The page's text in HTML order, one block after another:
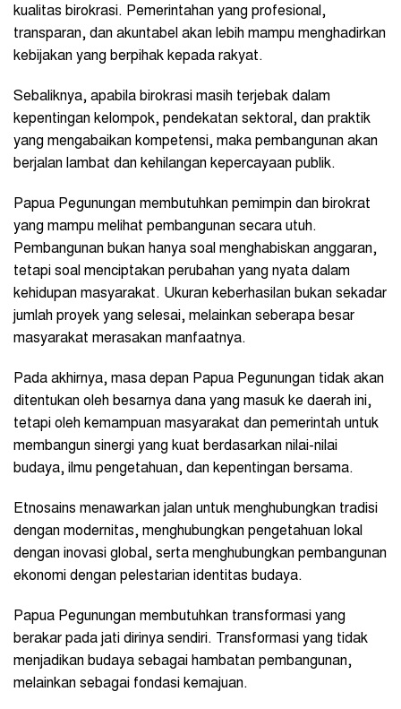
kualitas birokrasi. Pemerintahan yang profesional,
transparan, dan akuntabel akan lebih mampu menghadirkan
kebijakan yang berpihak kepada rakyat.
Sebaliknya, apabila birokrasi masih terjebak dalam
kepentingan kelompok, pendekatan sektoral, dan praktik
yang mengabaikan kompetensi, maka pembangunan akan
berjalan lambat dan kehilangan kepercayaan publik.
Papua Pegunungan membutuhkan pemimpin dan birokrat
yang mampu melihat pembangunan secara utuh.
Pembangunan bukan hanya soal menghabiskan anggaran,
tetapi soal menciptakan perubahan yang nyata dalam
kehidupan masyarakat. Ukuran keberhasilan bukan sekadar
jumlah proyek yang selesai, melainkan seberapa besar
masyarakat merasakan manfaatnya.
Pada akhirnya, masa depan Papua Pegunungan tidak akan
ditentukan oleh besarnya dana yang masuk ke daerah ini,
tetapi oleh kemampuan masyarakat dan pemerintah untuk
membangun sinergi yang kuat berdasarkan nilai-nilai
budaya, ilmu pengetahuan, dan kepentingan bersama.
Etnosains menawarkan jalan untuk menghubungkan tradisi
dengan modernitas, menghubungkan pengetahuan lokal
dengan inovasi global, serta menghubungkan pembangunan
ekonomi dengan pelestarian identitas budaya.
Papua Pegunungan membutuhkan transformasi yang
berakar pada jati dirinya sendiri. Transformasi yang tidak
menjadikan budaya sebagai hambatan pembangunan,
melainkan sebagai fondasi kemajuan.